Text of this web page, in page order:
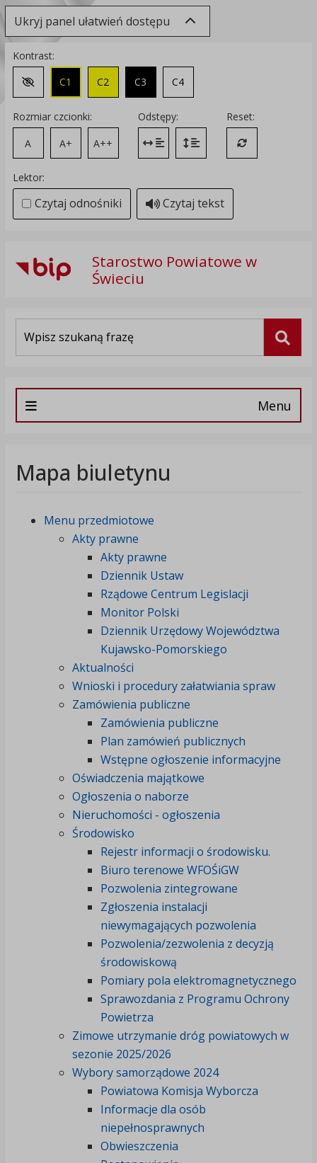
Ukryj panel ułatwień dostępu
Kontrast:
Zmień kontrast na domyślny
C1 C2 C3 C4
Rozmiar czcionki:
A
A+ A++
Odstępy:
Zmień odstęp między literami
Zmień interlinię i margines
Reset:
Przywróć
Lektor:
Czytaj odnośniki Czytaj tekst
Starostwo Powiatowe w
Świeciu
Menu
Mapa biuletynu
Menu przedmiotowe
Akty prawne
Akty prawne
Dziennik Ustaw
Rządowe Centrum Legislacji
Monitor Polski
Dziennik Urzędowy Województwa
Kujawsko-Pomorskiego
Aktualności
Wnioski i procedury załatwiania spraw
Zamówienia publiczne
Zamówienia publiczne
Plan zamówień publicznych
Wstępne ogłoszenie informacyjne
Oświadczenia majątkowe
Ogłoszenia o naborze
Nieruchomości - ogłoszenia
Środowisko
Rejestr informacji o środowisku.
Biuro terenowe WFOŚiGW
Pozwolenia zintegrowane
Zgłoszenia instalacji
niewymagających pozwolenia
Pozwolenia/zezwolenia z decyzją
środowiskową
Pomiary pola elektromagnetycznego
Sprawozdania z Programu Ochrony
Powietrza
Zimowe utrzymanie dróg powiatowych w
sezonie 2025/2026
Wybory samorządowe 2024
Powiatowa Komisja Wyborcza
Informacje dla osób
niepełnosprawnych
Obwieszczenia